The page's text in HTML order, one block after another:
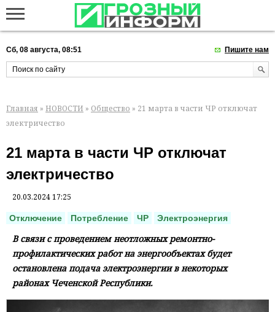
Сб, 08 августа, 08:51 Пишите нам
Главная » НОВОСТИ » Общество » 21 марта в части ЧР отключат
электричество
21 марта в части ЧР отключат
электричество
20.03.2024 17:25
Отключение Потребление ЧР Электроэнергия
В связи с проведением неотложных ремонтно-
профилактических работ на энергообъектах будет
остановлена подача электроэнергии в некоторых
районах Чеченской Республики.